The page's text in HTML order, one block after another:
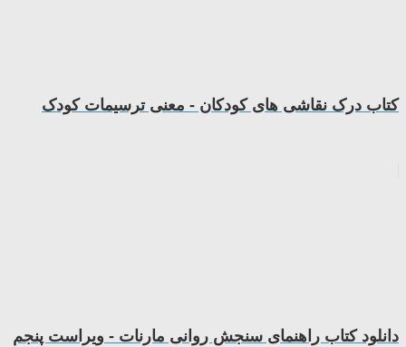
کتاب درک نقاشی های کودکان - معنی ترسیمات کودک
دانلود کتاب راهنمای سنجش روانی مارنات - ویراست پنجم